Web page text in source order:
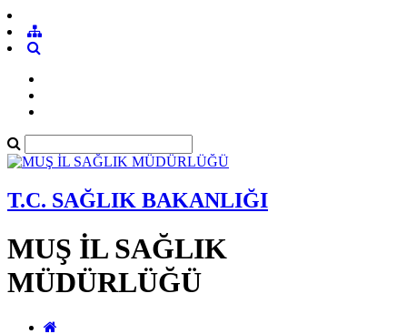
T.C. SAĞLIK BAKANLIĞI
MUŞ İL SAĞLIK
MÜDÜRLÜĞÜ